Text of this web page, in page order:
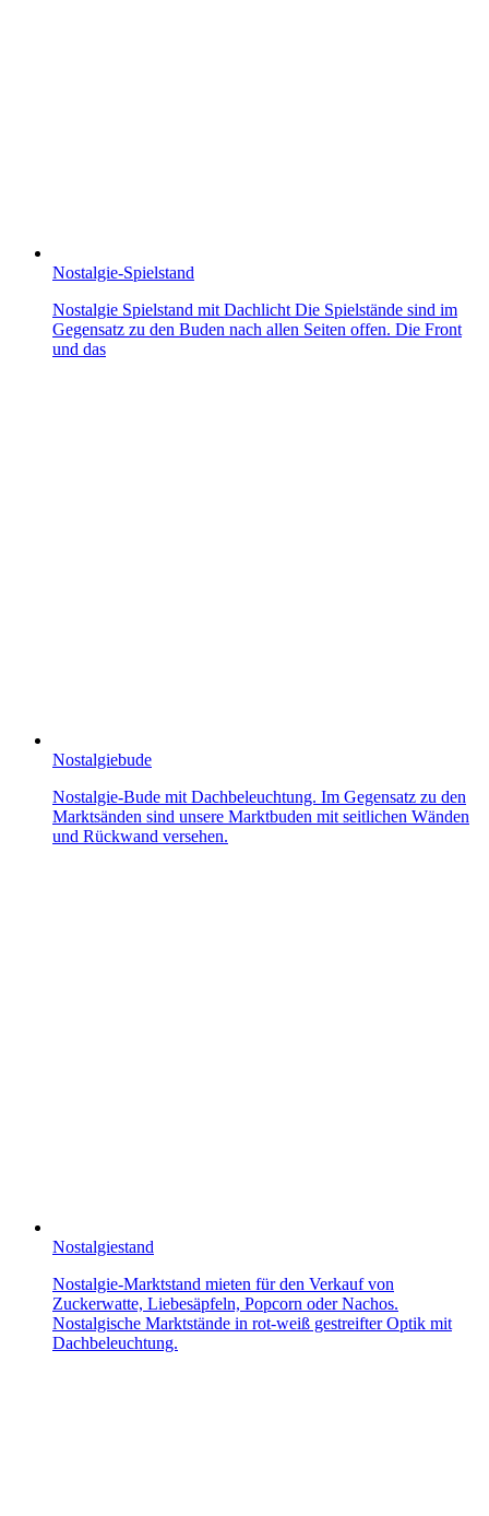
Nostalgie-Spielstand
Nostalgie Spielstand mit Dachlicht Die Spielstände sind im
Gegensatz zu den Buden nach allen Seiten offen. Die Front
und das
Nostalgiebude
Nostalgie-Bude mit Dachbeleuchtung. Im Gegensatz zu den
Marktsänden sind unsere Marktbuden mit seitlichen Wänden
und Rückwand versehen.
Nostalgiestand
Nostalgie-Marktstand mieten für den Verkauf von
Zuckerwatte, Liebesäpfeln, Popcorn oder Nachos.
Nostalgische Marktstände in rot-weiß gestreifter Optik mit
Dachbeleuchtung.